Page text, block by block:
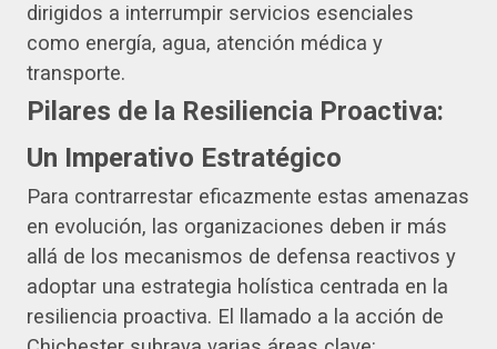
dirigidos a interrumpir servicios esenciales
como energía, agua, atención médica y
transporte.
Pilares de la Resiliencia Proactiva:
Un Imperativo Estratégico
Para contrarrestar eficazmente estas amenazas
en evolución, las organizaciones deben ir más
allá de los mecanismos de defensa reactivos y
adoptar una estrategia holística centrada en la
resiliencia proactiva. El llamado a la acción de